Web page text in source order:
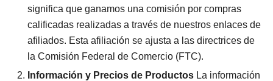
significa que ganamos una comisión por compras
calificadas realizadas a través de nuestros enlaces de
afiliados. Esta afiliación se ajusta a las directrices de
la Comisión Federal de Comercio (FTC).
Información y Precios de Productos La información